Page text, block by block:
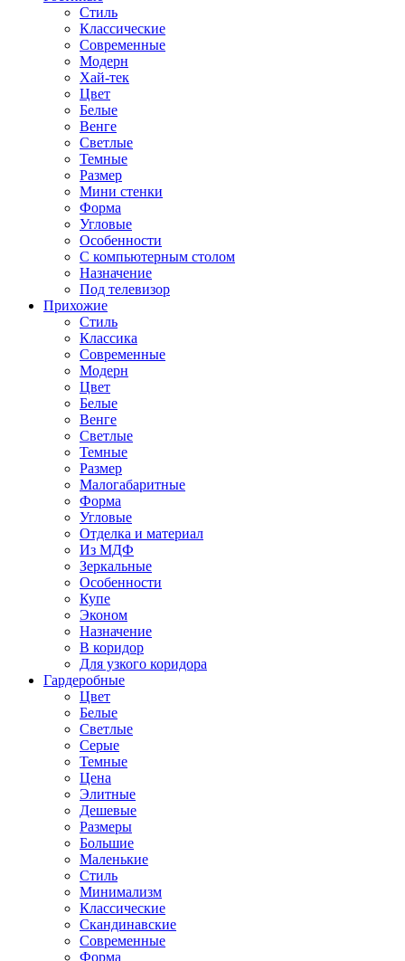
Стиль
Классические
Современные
Модерн
Хай-тек
Цвет
Белые
Венге
Светлые
Темные
Размер
Мини стенки
Форма
Угловые
Особенности
С компьютерным столом
Назначение
Под телевизор
Прихожие
Стиль
Классика
Современные
Модерн
Цвет
Белые
Венге
Светлые
Темные
Размер
Малогабаритные
Форма
Угловые
Отделка и материал
Из МДФ
Зеркальные
Особенности
Купе
Эконом
Назначение
В коридор
Для узкого коридора
Гардеробные
Цвет
Белые
Светлые
Серые
Темные
Цена
Элитные
Дешевые
Размеры
Большие
Маленькие
Стиль
Минимализм
Классические
Скандинавские
Современные
Форма